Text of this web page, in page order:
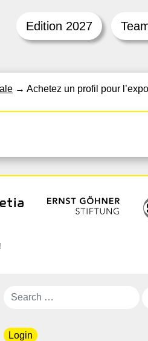
Edition 2027
→ Achetez un profil pour
Login